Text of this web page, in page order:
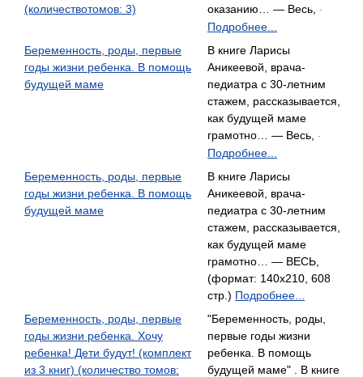
(количествотомов: 3)
оказанию… — Весь,
-
Подробнее...
Беременность, роды, первые
годы жизни ребенка. В помощь
будущей маме
В книге Ларисы
Аникеевой, врача-
педиатра с 30-летним
стажем, рассказывается,
как будущей маме
грамотно… — Весь,
-
Подробнее...
Беременность, роды, первые
годы жизни ребенка. В помощь
будущей маме
В книге Ларисы
Аникеевой, врача-
педиатра с 30-летним
стажем, рассказывается,
как будущей маме
грамотно… — ВЕСЬ,
(формат: 140x210, 608
стр.) Подробнее...
Беременность, роды, первые
годы жизни ребенка. Хочу
ребенка! Дети будут! (комплект
из 3 книг) (количество томов:
"Беременность, роды,
первые годы жизни
ребенка. В помощь
будущей маме" . В книге